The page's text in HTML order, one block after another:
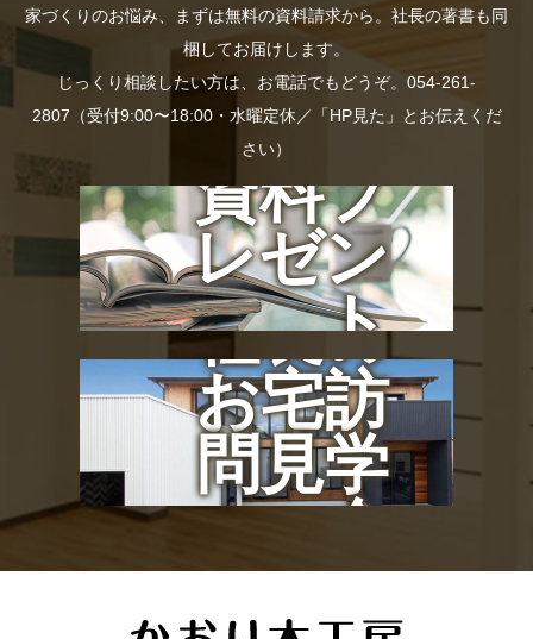
家づくりのお悩み、まずは無料の資料請求から。社長の著書も同
梱してお届けします。
じっくり相談したい方は、お電話でもどうぞ。054-261-
2807（受付9:00〜18:00・水曜定休／「HP見た」とお伝えくだ
さい）
資料プ
レゼン
ト
社長の
お宅訪
問見学
会